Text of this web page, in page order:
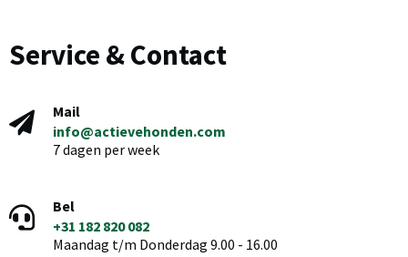
Service & Contact
Mail
info@actievehonden.com
7 dagen per week
Bel
+31 182 820 082
Maandag t/m Donderdag 9.00 - 16.00